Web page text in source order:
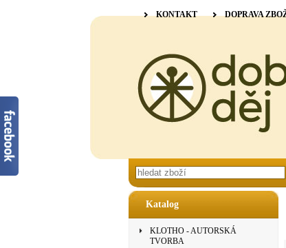
Katalog
KLOTHO - AUTORSKÁ
TVORBA
KONTAKT DOPRAVA